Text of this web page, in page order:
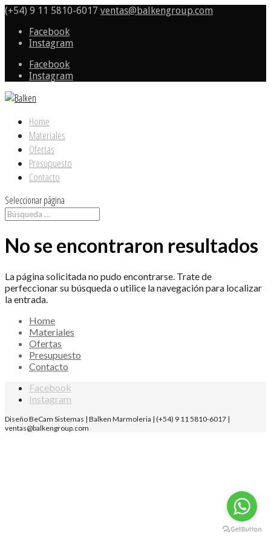
(+54) 9 11 5810-6017 ventas@balkengroup.com
Facebook
Instagram
Facebook
Instagram
Home
Materiales
Ofertas
Presupuesto
Contacto
Seleccionar página
No se encontraron resultados
La página solicitada no pudo encontrarse. Trate de
perfeccionar su búsqueda o utilice la navegación para localizar
la entrada.
Home
Materiales
Ofertas
Presupuesto
Contacto
Facebook
Instagram
Diseño BeCam Sistemas | Balken Marmoleria | (+54) 9 11 5810-6017 |
ventas@balkengroup.com